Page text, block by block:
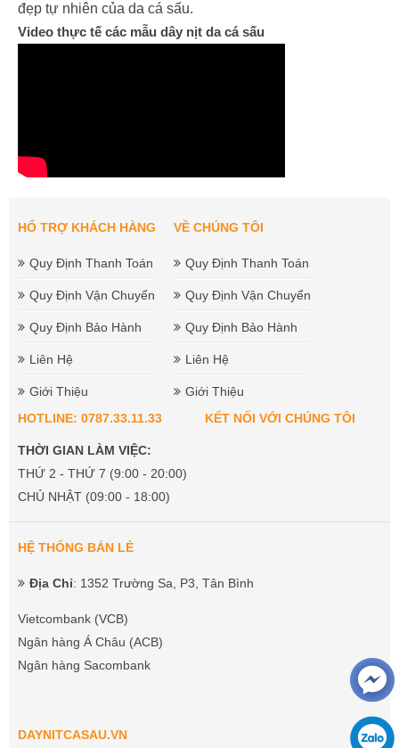
đẹp tự nhiên của da cá sấu.
Video thực tế các mẫu dây nịt da cá sấu
HỔ TRỢ KHÁCH HÀNG
Quy Định Thanh Toán
Quy Định Vận Chuyển
Quy Định Bảo Hành
Liên Hệ
Giới Thiệu
VỀ CHÚNG TÔI
Quy Định Thanh Toán
Quy Định Vận Chuyển
Quy Định Bảo Hành
Liên Hệ
Giới Thiệu
HOTLINE: 0787.33.11.33
THỜI GIAN LÀM VIỆC:
THỨ 2 - THỨ 7 (9:00 - 20:00)
CHỦ NHẬT (09:00 - 18:00)
KẾT NỐI VỚI CHÚNG TÔI
HỆ THỐNG BÁN LẺ
Địa Chỉ: 1352 Trường Sa, P3, Tân Bình
Vietcombank (VCB)
Ngân hàng Á Châu (ACB)
Ngân hàng Sacombank
DAYNITCASAU.VN